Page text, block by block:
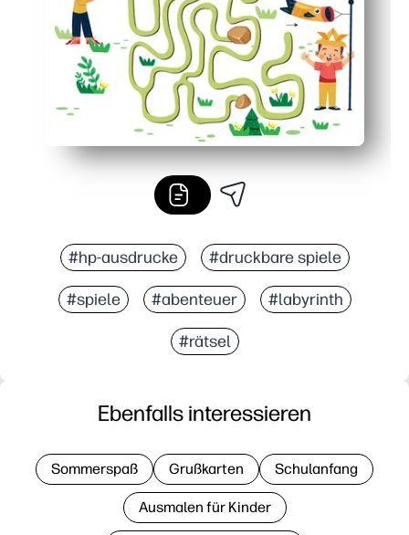
#hp-ausdrucke #druckbare spiele
#spiele #abenteuer #labyrinth
#rätsel
Ebenfalls interessieren
Sommerspaß Grußkarten Schulanfang
Ausmalen für Kinder